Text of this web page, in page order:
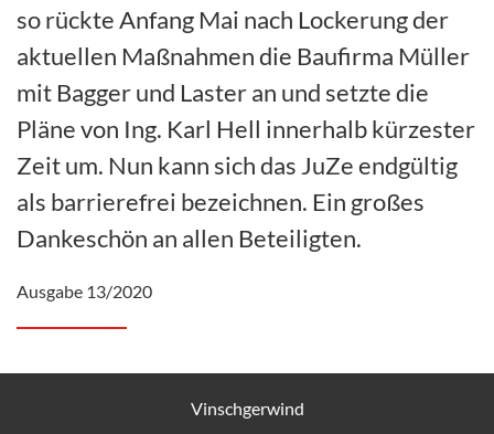
so rückte Anfang Mai nach Lockerung der
aktuellen Maßnahmen die Baufirma Müller
mit Bagger und Laster an und setzte die
Pläne von Ing. Karl Hell innerhalb kürzester
Zeit um. Nun kann sich das JuZe endgültig
als barrierefrei bezeichnen. Ein großes
Dankeschön an allen Beteiligten.
Ausgabe 13/2020
Vinschgerwind